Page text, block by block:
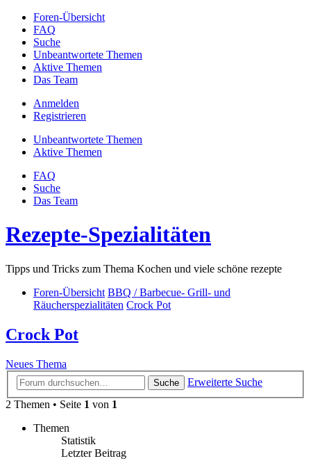
Foren-Übersicht
FAQ
Suche
Unbeantwortete Themen
Aktive Themen
Das Team
Anmelden
Registrieren
Unbeantwortete Themen
Aktive Themen
FAQ
Suche
Das Team
Rezepte-Spezialitäten
Tipps und Tricks zum Thema Kochen und viele schöne rezepte
Foren-Übersicht BBQ / Barbecue- Grill- und
Räucherspezialitäten Crock Pot
Crock Pot
Neues Thema
Suche
Erweiterte Suche
2 Themen • Seite 1 von 1
Themen
Statistik
Letzter Beitrag